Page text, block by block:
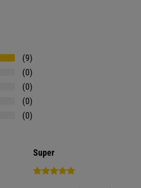
9
0
0
0
0
Super